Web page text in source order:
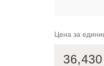
Цена за
36,430